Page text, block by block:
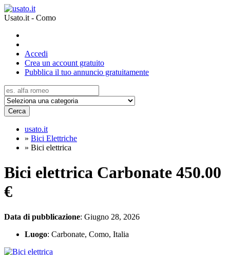
Usato.it - Como
Accedi
Crea un account gratuito
Pubblica il tuo annuncio gratuitamente
Cerca
usato.it
» Bici Elettriche
» Bici elettrica
Bici elettrica Carbonate 450.00
€
Data di pubblicazione: Giugno 28, 2026
Luogo: Carbonate, Como, Italia